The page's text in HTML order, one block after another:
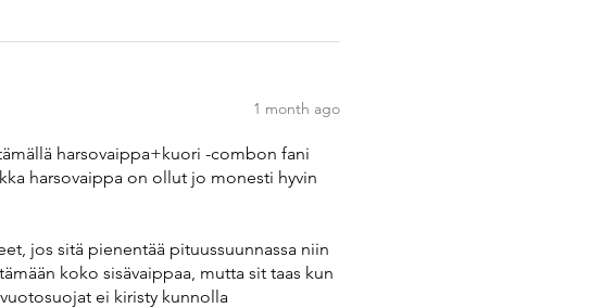
1 month ago
harsovaippa+kuori -combon fani
harsovaippa on ollut jo monesti hyvin
jos sitä pienentää pituussuunnassa niin
koko sisävaippaa, mutta sit taas kun
ei kiristy kunnolla